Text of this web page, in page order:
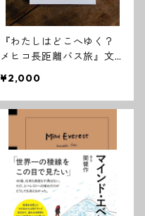
『わたしはどこへゆく？
メヒコ長距離バス旅』文
¥2,000